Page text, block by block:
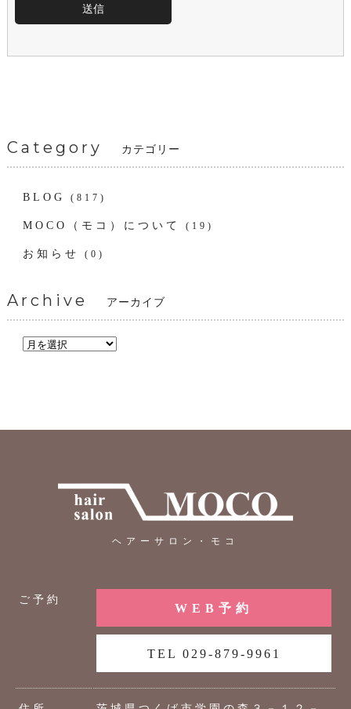
Category カテゴリー
BLOG (817)
MOCO（モコ）について (19)
お知らせ (0)
Archive アーカイブ
ヘアーサロン・モコ
ご予約
WEB予約
TEL 029-879-9961